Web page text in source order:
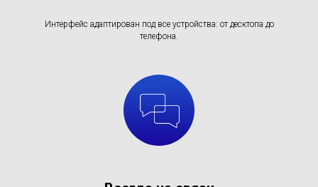
Интерфейс адаптирован под все устройства: от десктопа до
телефона.